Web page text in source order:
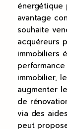
énergétique
avantage
souhaite
acquéreurs
immobiliers
immobilier,
augmenter
de
via des
peut